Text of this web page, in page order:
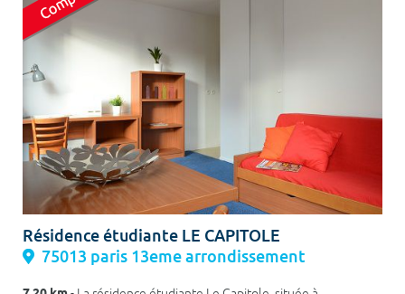
Résidence étudiante LE CAPITOLE
75013 paris 13eme arrondissement